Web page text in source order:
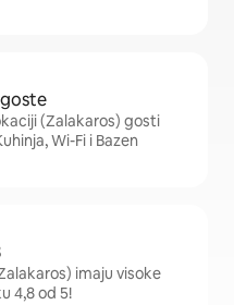
(Zalakaros) gosti
Wi-Fi i Bazen
imaju visoke
4,8 od 5!